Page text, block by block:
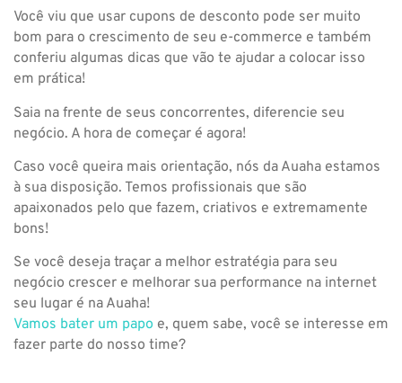
Você viu que usar cupons de desconto pode ser muito
bom para o crescimento de seu e-commerce e também
conferiu algumas dicas que vão te ajudar a colocar isso
em prática!
Saia na frente de seus concorrentes, diferencie seu
negócio. A hora de começar é agora!
Caso você queira mais orientação, nós da Auaha estamos
à sua disposição. Temos profissionais que são
apaixonados pelo que fazem, criativos e extremamente
bons!
Se você deseja traçar a melhor estratégia para seu
negócio crescer e melhorar sua performance na internet
seu lugar é na Auaha!
Vamos bater um papo e, quem sabe, você se interesse em
fazer parte do nosso time?